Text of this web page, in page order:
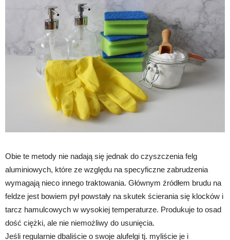
Obie te metody nie nadają się jednak do czyszczenia felg
aluminiowych, które ze względu na specyficzne zabrudzenia
wymagają nieco innego traktowania. Głównym źródłem brudu na
feldze jest bowiem pył powstały na skutek ścierania się klocków i
tarcz hamulcowych w wysokiej temperaturze. Produkuje to osad
dość ciężki, ale nie niemożliwy do usunięcia.
Jeśli regularnie dbaliście o swoje alufelgi tj. myliście je i